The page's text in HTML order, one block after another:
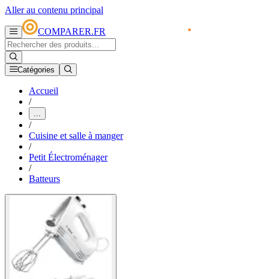
Aller au contenu principal
COMPARER.FR
Catégories
Accueil
/
...
/
Cuisine et salle à manger
/
Petit Électroménager
/
Batteurs